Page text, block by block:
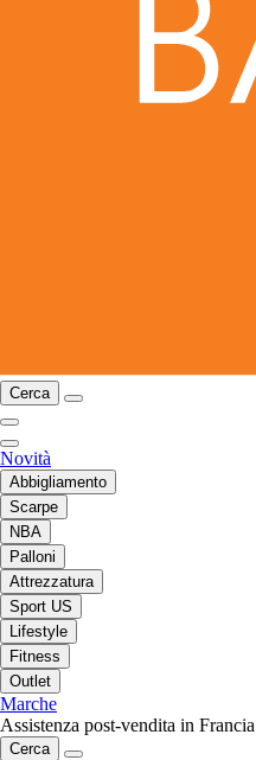
Cerca
Novità
Abbigliamento
Scarpe
NBA
Palloni
Attrezzatura
Sport US
Lifestyle
Fitness
Outlet
Marche
Assistenza post-vendita in Francia
Cerca